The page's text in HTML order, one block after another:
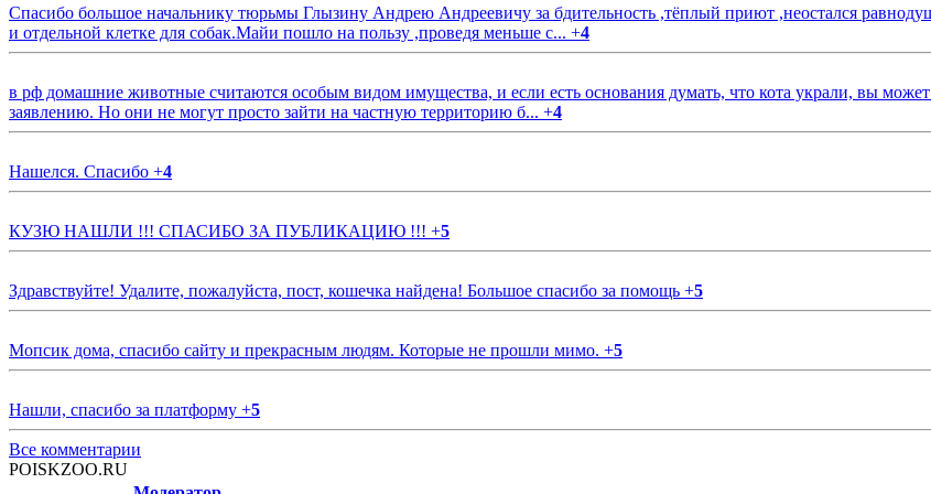
Спасибо большое начальнику тюрьмы Глызину Андрею Андреевичу за бдительность ,тёплый приют ,неостался
и отдельной клетке для собак.Майи пошло на пользу ,проведя меньше с... +4
в рф домашние животные считаются особым видом имущества, и если есть основания думать, что кота украли, вы
заявлению. Но они не могут просто зайти на частную территорию б... +4
Нашелся. Спасибо +4
КУЗЮ НАШЛИ !!! СПАСИБО ЗА ПУБЛИКАЦИЮ !!! +5
Здравствуйте! Удалите, пожалуйста, пост, кошечка найдена! Большое спасибо за помощь +5
Мопсик дома, спасибо сайту и прекрасным людям. Которые не прошли мимо. +5
Нашли, спасибо за платформу +5
Все комментарии
POISKZOO.RU